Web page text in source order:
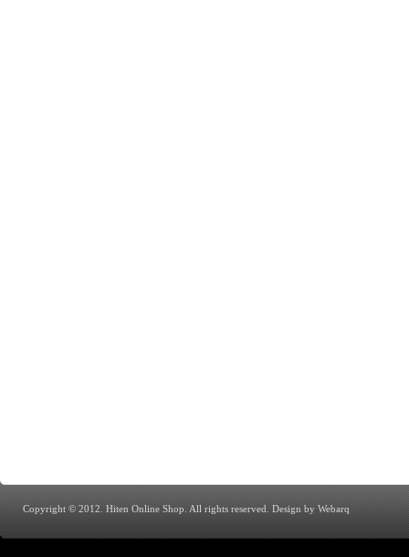
Copyright © 2012. Hiten Online Shop. All rights reserved.Design by Webarq